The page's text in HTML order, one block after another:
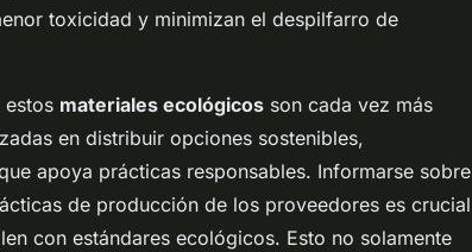
toxicidad y minimizan el despilfarro de
estos materiales ecológicos son cada vez más
en distribuir opciones sostenibles,
apoya prácticas responsables. Informarse sobre
de producción de los proveedores es crucial
con estándares ecológicos. Esto no solamente